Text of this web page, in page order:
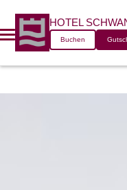
HOTEL
Buchen